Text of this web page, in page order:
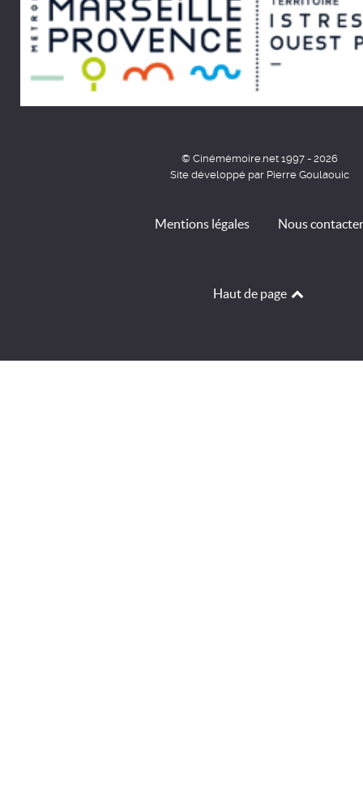
© Cinémémoire.net 1997 - 2026
Site développé par Pierre Goulaouic
Mentions légales Nous contacter
Haut de page